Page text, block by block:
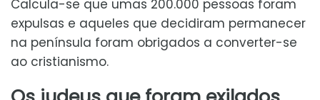
Calcula-se que umas 200.000 pessoas foram
expulsas e aqueles que decidiram permanecer
na península foram obrigados a converter-se
ao cristianismo.